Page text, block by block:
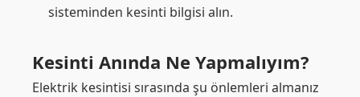
sisteminden kesinti bilgisi alın.
Kesinti Anında Ne Yapmalıyım?
Elektrik kesintisi sırasında şu önlemleri almanız